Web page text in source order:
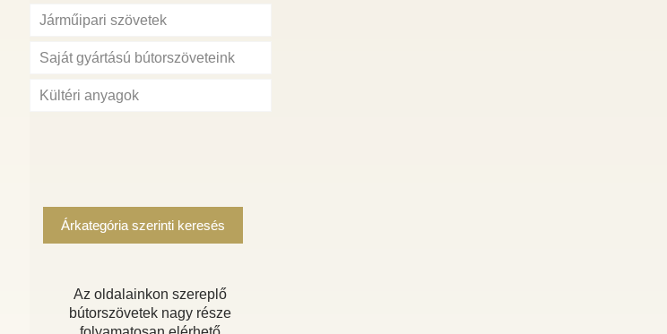
Járműipari szövetek
Saját gyártású bútorszöveteink
Kültéri anyagok
Árkategória szerinti keresés
Az oldalainkon szereplő
bútorszövetek nagy része